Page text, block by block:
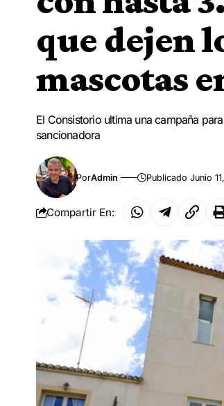
que dejen
mascotas
El Consistorio ultima una campaña
sancionadora
PorAdmin Publicado Junio
Compartir En: